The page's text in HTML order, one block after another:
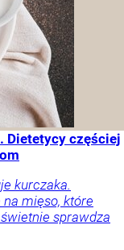
Dietetycy częściej
kurczaka.
mięso, które
sprawdza